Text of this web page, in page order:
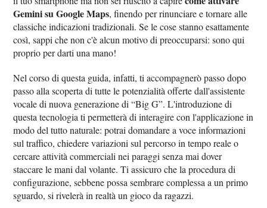
Gemini su Google Maps, finendo per rinunciare e tornare alle
classiche indicazioni tradizionali. Se le cose stanno esattamente
così, sappi che non c'è alcun motivo di preoccuparsi: sono qui
proprio per darti una mano!
Nel corso di questa guida, infatti, ti accompagnerò passo dopo
passo alla scoperta di tutte le potenzialità offerte dall'assistente
vocale di nuova generazione di “Big G”. L'introduzione di
questa tecnologia ti permetterà di interagire con l'applicazione in
modo del tutto naturale: potrai domandare a voce informazioni
sul traffico, chiedere variazioni sul percorso in tempo reale o
cercare attività commerciali nei paraggi senza mai dover
staccare le mani dal volante. Ti assicuro che la procedura di
configurazione, sebbene possa sembrare complessa a un primo
sguardo, si rivelerà in realtà un gioco da ragazzi.